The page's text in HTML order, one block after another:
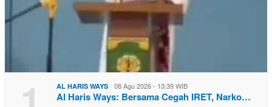
AL HARIS WAYS 08 Agu 2026 - 13:39 WIB
Al Haris Ways: Bersama Cegah IRET, Narko…